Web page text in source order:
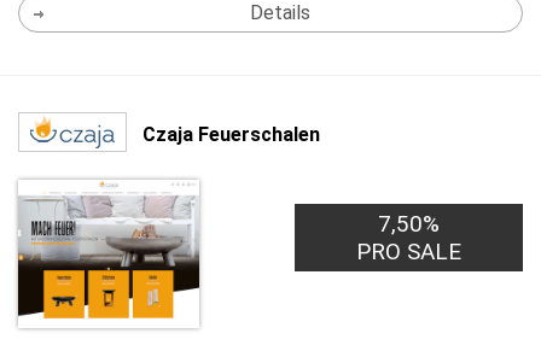
Details
Czaja Feuerschalen
7,50%
PRO SALE